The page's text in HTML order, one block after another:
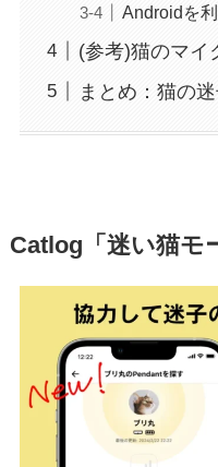
Androidを
(参考)猫のマイ
まとめ：猫の
Catlog「迷い猫モ